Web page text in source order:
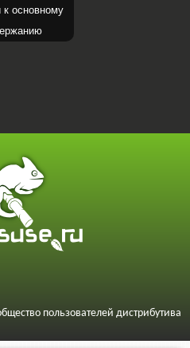
к основному
пользователей дистрибутива